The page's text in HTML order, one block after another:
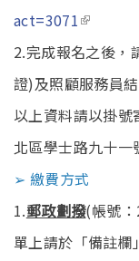
act=3071(link is
2.完成報名之後，
證)及照顧服務員
以上資料請以掛
北區學士路九十一
➢ 繳費方式
1.郵政劃撥(帳號
單上請於「備註